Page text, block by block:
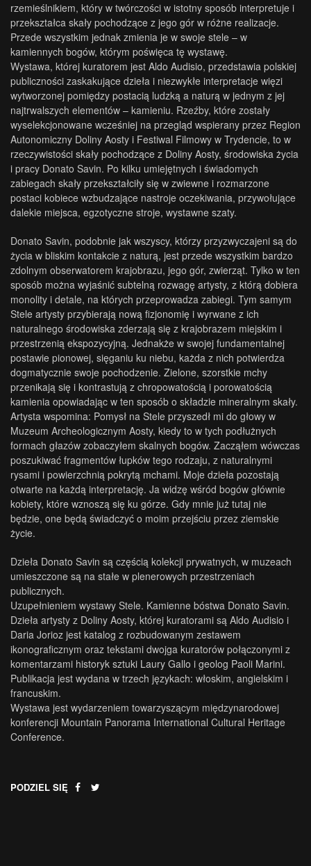
rzemieślnikiem, który w twórczości w istotny sposób interpretuje i
przekształca skały pochodzące z jego gór w różne realizacje.
Przede wszystkim jednak zmienia je w swoje stele – w
kamiennych bogów, którym poświęca tę wystawę.
Wystawa, której kuratorem jest Aldo Audisio, przedstawia polskiej
publiczności zaskakujące dzieła i niezwykłe interpretacje więzi
wytworzonej pomiędzy postacią ludzką a naturą w jednym z jej
najtrwalszych elementów – kamieniu. Rzeźby, które zostały
wyselekcjonowane wcześniej na przegląd wspierany przez Region
Autonomiczny Doliny Aosty i Festiwal Filmowy w Trydencie, to w
rzeczywistości skały pochodzące z Doliny Aosty, środowiska życia
i pracy Donato Savin. Po kilku umiejętnych i świadomych
zabiegach skały przekształciły się w zwiewne i rozmarzone
postaci kobiece wzbudzające nastroje oczekiwania, przywołujące
dalekie miejsca, egzotyczne stroje, wystawne szaty.
Donato Savin, podobnie jak wszyscy, którzy przyzwyczajeni są do
życia w bliskim kontakcie z naturą, jest przede wszystkim bardzo
zdolnym obserwatorem krajobrazu, jego gór, zwierząt. Tylko w ten
sposób można wyjaśnić subtelną rozwagę artysty, z którą dobiera
monolity i detale, na których przeprowadza zabiegi. Tym samym
Stele artysty przybierają nową fizjonomię i wyrwane z ich
naturalnego środowiska zderzają się z krajobrazem miejskim i
przestrzenią ekspozycyjną. Jednakże w swojej fundamentalnej
postawie pionowej, sięganiu ku niebu, każda z nich potwierdza
dogmatycznie swoje pochodzenie. Zielone, szorstkie mchy
przenikają się i kontrastują z chropowatością i porowatością
kamienia opowiadając w ten sposób o składzie mineralnym skały.
Artysta wspomina: Pomysł na Stele przyszedł mi do głowy w
Muzeum Archeologicznym Aosty, kiedy to w tych podłużnych
formach głazów zobaczyłem skalnych bogów. Zacząłem wówczas
poszukiwać fragmentów łupków tego rodzaju, z naturalnymi
rysami i powierzchnią pokrytą mchami. Moje dzieła pozostają
otwarte na każdą interpretację. Ja widzę wśród bogów głównie
kobiety, które wznoszą się ku górze. Gdy mnie już tutaj nie
będzie, one będą świadczyć o moim przejściu przez ziemskie
życie.
Dzieła Donato Savin są częścią kolekcji prywatnych, w muzeach
umieszczone są na stałe w plenerowych przestrzeniach
publicznych.
Uzupełnieniem wystawy Stele. Kamienne bóstwa Donato Savin.
Dzieła artysty z Doliny Aosty, której kuratorami są Aldo Audisio i
Daria Jorioz jest katalog z rozbudowanym zestawem
ikonograficznym oraz tekstami dwojga kuratorów połączonymi z
komentarzami historyk sztuki Laury Gallo i geolog Paoli Marini.
Publikacja jest wydana w trzech językach: włoskim, angielskim i
francuskim.
Wystawa jest wydarzeniem towarzyszącym międzynarodowej
konferencji Mountain Panorama International Cultural Heritage
Conference.
PODZIEL SIĘ